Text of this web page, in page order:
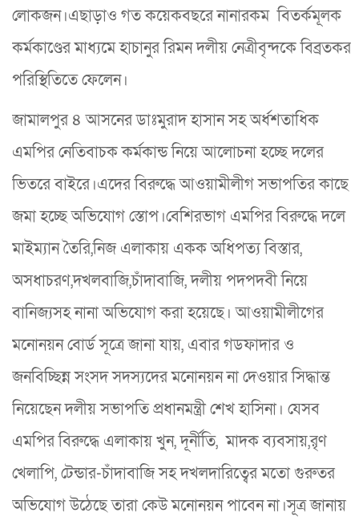
লোকজন।এছাড়াও গত কয়েকবছরে নানারকম বিতর্কমূলক
কর্মকাণ্ডের মাধ্যমে হাচানুর রিমন দলীয় নেত্রীবৃন্দকে বিব্রতকর
পরিস্থিতিতে ফেলেন।
জামালপুর ৪ আসনের ডাঃমুরাদ হাসান সহ অর্ধশতাধিক
এমপির নেতিবাচক কর্মকান্ড নিয়ে আলোচনা হচ্ছে দলের
ভিতরে বাইরে।এদের বিরুদ্ধে আওয়ামীলীগ সভাপতির কাছে
জমা হচ্ছে অভিযোগ স্তোপ।বেশিরভাগ এমপির বিরুদ্ধে দলে
মাইম্যান তৈরি,নিজ এলাকায় একক অধিপত্য বিস্তার,
অসধাচরণ,দখলবাজি,চাঁদাবাজি, দলীয় পদপদবী নিয়ে
বানিজ্যসহ নানা অভিযোগ করা হয়েছে। আওয়ামীলীগের
মনোনয়ন বোর্ড সূত্রে জানা যায়, এবার গডফাদার ও
জনবিচ্ছিন্ন সংসদ সদস্যদের মনোনয়ন না দেওয়ার সিদ্ধান্ত
নিয়েছেন দলীয় সভাপতি প্রধানমন্ত্রী শেখ হাসিনা। যেসব
এমপির বিরুদ্ধে এলাকায় খুন, দূর্নীতি, মাদক ব্যবসায়,রৃণ
খেলাপি, টেন্ডার-চাঁদাবাজি সহ দখলদারিত্বের মতো গুরুতর
অভিযোগ উঠেছে তারা কেউ মনোনয়ন পাবেন না।সূত্র জানায়